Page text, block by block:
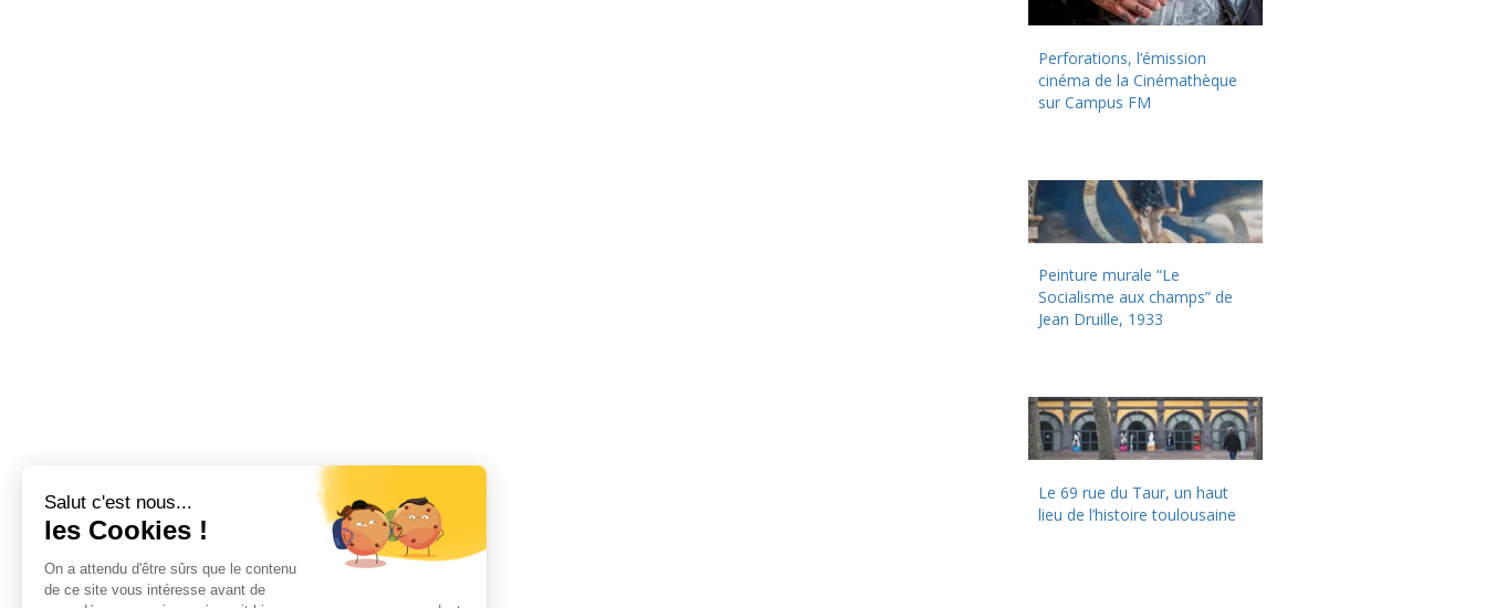
Perforations, l’émission
cinéma de la Cinémathèque
sur Campus FM
Peinture murale “Le
Socialisme aux champs” de
Jean Druille, 1933
Le 69 rue du Taur, un haut
lieu de l’histoire toulousaine